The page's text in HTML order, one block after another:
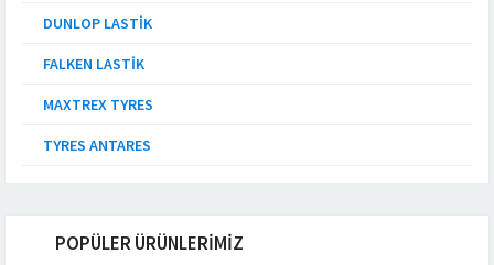
DUNLOP LASTIK
FALKEN LASTIK
MAXTREX TYRES
TYRES ANTARES
POPÜLER ÜRÜNLERİMİZ